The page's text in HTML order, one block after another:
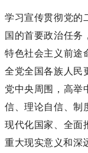
学习宣传贯彻党的
国的首要政治任务
特色社会主义前途
全党全国各族人民
党中央周围，高举
信、理论自信、制
现代化国家、全面
重大现实意义和深